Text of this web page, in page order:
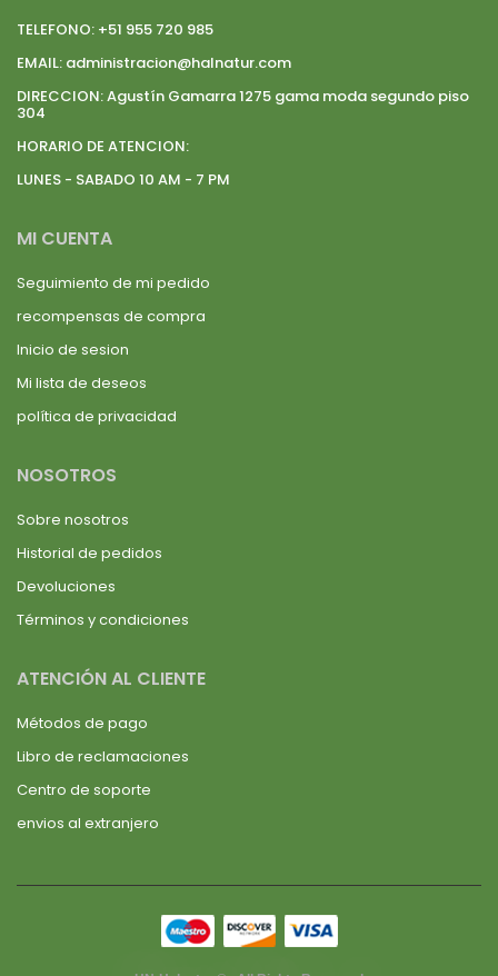
TELEFONO: +51 955 720 985
EMAIL: administracion@halnatur.com
DIRECCION:Agustín Gamarra 1275 gama moda segundo piso
304
HORARIO DE ATENCION:
LUNES - SABADO 10 AM - 7 PM
MI CUENTA
Seguimiento de mi pedido
recompensas de compra
Inicio de sesion
Mi lista de deseos
política de privacidad
NOSOTROS
Sobre nosotros
Historial de pedidos
Devoluciones
Términos y condiciones
ATENCIÓN AL CLIENTE
Métodos de pago
Libro de reclamaciones
Centro de soporte
envios al extranjero